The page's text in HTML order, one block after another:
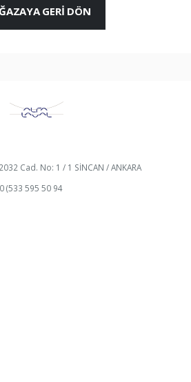
GERI DÖN
Cad. No: 1 / 1 SİNCAN / ANKARA
(533 595 50 94